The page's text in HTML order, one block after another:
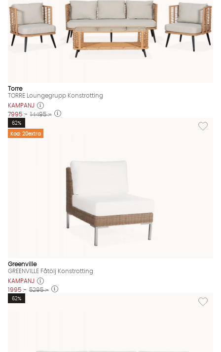
Torre
TORRE Loungegrupp Konstrotting
KAMPANJ
7995 :- 14495 :-
Kod: 20extra
Lägg
62%
Greenville
GREENVILLE Fåtölj Konstrotting
KAMPANJ
1995 :- 5295 :-
Lägg
62%